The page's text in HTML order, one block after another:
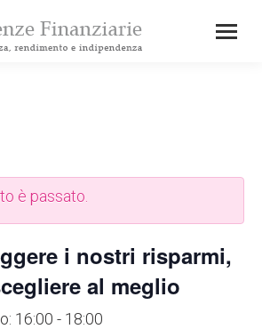
è passato.
i nostri risparmi,
al meglio
16:00 - 18:00